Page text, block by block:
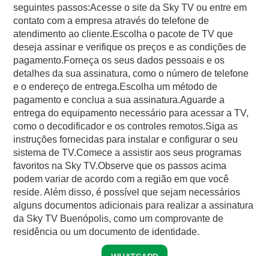
seguintes passos:Acesse o site da Sky TV ou entre em
contato com a empresa através do telefone de
atendimento ao cliente.Escolha o pacote de TV que
deseja assinar e verifique os preços e as condições de
pagamento.Forneça os seus dados pessoais e os
detalhes da sua assinatura, como o número de telefone
e o endereço de entrega.Escolha um método de
pagamento e conclua a sua assinatura.Aguarde a
entrega do equipamento necessário para acessar a TV,
como o decodificador e os controles remotos.Siga as
instruções fornecidas para instalar e configurar o seu
sistema de TV.Comece a assistir aos seus programas
favoritos na Sky TV.Observe que os passos acima
podem variar de acordo com a região em que você
reside. Além disso, é possível que sejam necessários
alguns documentos adicionais para realizar a assinatura
da Sky TV Buenópolis, como um comprovante de
residência ou um documento de identidade.